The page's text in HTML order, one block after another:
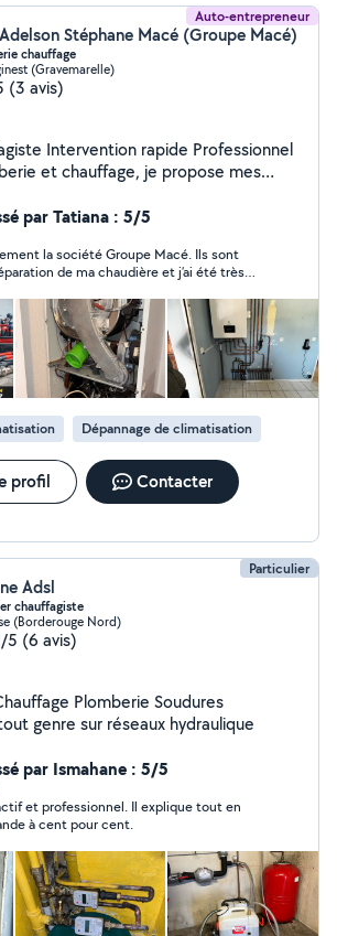
Auto-entrepreneur
Stéphane Macé (Groupe Macé)
chauffage
(Gravemarelle)
(3 avis)
et chauffage, je propose mes
Baisse ou
circuit
Toulouse
propre, diagnostic clair et tarifs
Disponible pour urgence ou rendez-vous.
par Tatiana : 5/5
la société Groupe Macé. Ils sont
de ma chaudière et j’ai été très
avec une rapidité incroyable.
efficace et très réactive. Merci
votre excellent travail !
Dépannage de climatisation
profil Contacter
Particulier
Adsl
chauffagiste
(Borderouge Nord)
5 (6 avis)
Plomberie Soudures
genre sur réseaux hydraulique
par Ismahane : 5/5
et professionnel. Il explique tout en
à cent pour cent.